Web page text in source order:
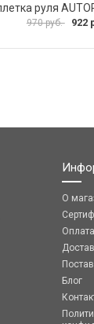
970 руб. 922
О
Оплата
Блог